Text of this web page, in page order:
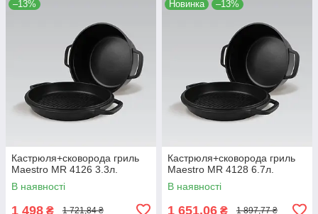
–13%
Кастрюля+сковорода гриль
Maestro MR 4126 3.3л.
В наявності
1 498 ₴ 1 721,84 ₴
Новинка –13%
Кастрюля+сковорода гриль
Maestro MR 4128 6.7л.
В наявності
1 651,06 ₴ 1 897,77 ₴